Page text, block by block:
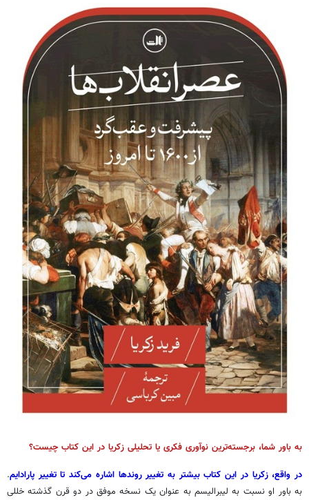
به باور شما، برجسته‌ترین نوآوری فکری یا تحلیلی زکریا در این کتاب چیست؟
در واقع، زکریا در این کتاب بیشتر به تغییر روندها اشاره می‌کند تا تغییر پارادایم.
به باور او نسبت به لیبرالیسم به عنوان یک نسخه موفق در دو قرن گذشته خللی